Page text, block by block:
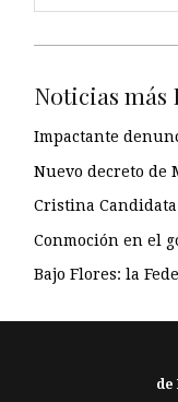
Noticias más
Impactante
Nuevo decreto de
Cristina
Conmoción en el
Bajo Flores: la
de